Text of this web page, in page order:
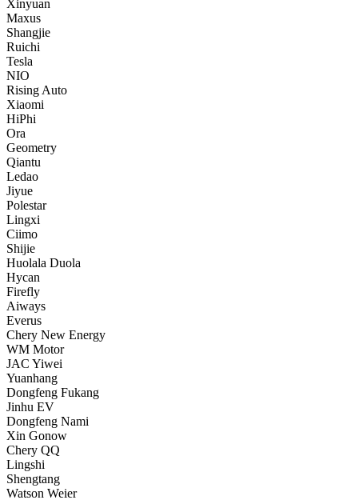
Xinyuan
Maxus
Shangjie
Ruichi
Tesla
NIO
Rising Auto
Xiaomi
HiPhi
Ora
Geometry
Qiantu
Ledao
Jiyue
Polestar
Lingxi
Ciimo
Shijie
Huolala Duola
Hycan
Firefly
Aiways
Everus
Chery New Energy
WM Motor
JAC Yiwei
Yuanhang
Dongfeng Fukang
Jinhu EV
Dongfeng Nami
Xin Gonow
Chery QQ
Lingshi
Shengtang
Watson Weier